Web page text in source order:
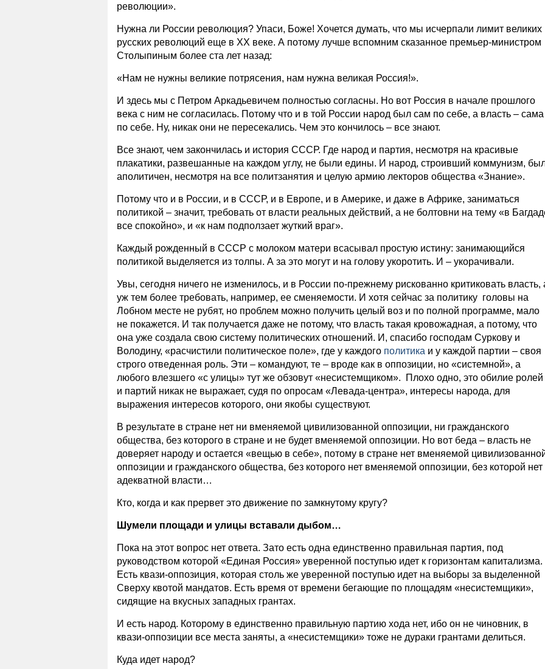
революции».
Нужна ли России революция? Упаси, Боже! Хочется думать, что мы исчерпали лимит великих
русских революций еще в ХХ веке. А потому лучше вспомним сказанное премьер-министром
Столыпиным более ста лет назад:
«Нам не нужны великие потрясения, нам нужна великая Россия!».
И здесь мы с Петром Аркадьевичем полностью согласны. Но вот Россия в начале прошлого
века с ним не согласилась. Потому что и в той России народ был сам по себе, а власть – сама
по себе. Ну, никак они не пересекались. Чем это кончилось – все знают.
Все знают, чем закончилась и история СССР. Где народ и партия, несмотря на красивые
плакатики, развешанные на каждом углу, не были едины. И народ, строивший коммунизм,
аполитичен, несмотря на все политзанятия и целую армию лекторов общества «Знание».
Потому что и в России, и в СССР, и в Европе, и в Америке, и даже в Африке, заниматься
политикой – значит, требовать от власти реальных действий, а не болтовни на тему «в
все спокойно», и «к нам подползает жуткий враг».
Каждый рожденный в СССР с молоком матери всасывал простую истину: занимающийся
политикой выделяется из толпы. А за это могут и на голову укоротить. И – укорачивали.
Увы, сегодня ничего не изменилось, и в России по-прежнему рискованно критиковать власть,
уж тем более требовать, например, ее сменяемости. И хотя сейчас за политику головы на
Лобном месте не рубят, но проблем можно получить целый воз и по полной программе, мало
не покажется. И так получается даже не потому, что власть такая кровожадная, а потому, что
она уже создала свою систему политических отношений. И, спасибо господам Суркову и
Володину, «расчистили политическое поле», где у каждого политика и у каждой партии – своя
строго отведенная роль. Эти – командуют, те – вроде как в оппозиции, но «системной», а
любого влезшего «с улицы» тут же обзовут «несистемщиком». Плохо одно, это обилие ролей
и партий никак не выражает, судя по опросам «Левада-центра», интересы народа, для
выражения интересов которого, они якобы существуют.
В результате в стране нет ни вменяемой цивилизованной оппозиции, ни гражданского
общества, без которого в стране и не будет вменяемой оппозиции. Но вот беда – власть не
доверяет народу и остается «вещью в себе», потому в стране нет вменяемой
оппозиции и гражданского общества, без которого нет вменяемой оппозиции, без которой нет
адекватной власти…
Кто, когда и как прервет это движение по замкнутому кругу?
Шумели площади и улицы вставали дыбом…
Пока на этот вопрос нет ответа. Зато есть одна единственно правильная партия, под
руководством которой «Единая Россия» уверенной поступью идет к горизонтам капитализма.
Есть квази-оппозиция, которая столь же уверенной поступью идет на выборы за выделенной
Сверху квотой мандатов. Есть время от времени бегающие по площадям «несистемщики»,
сидящие на вкусных западных грантах.
И есть народ. Которому в единственно правильную партию хода нет, ибо он не чиновник, в
квази-оппозиции все места заняты, а «несистемщики» тоже не дураки грантами делиться.
Куда идет народ?